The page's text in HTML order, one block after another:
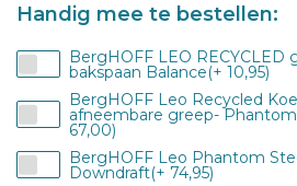
Handig mee te bestellen:
BergHOFF LEO RECYCLED
bakspaan Balance(+ 10,95)
BergHOFF Leo Recycled
afneembare greep-
67,00)
BergHOFF Leo Phantom
Downdraft(+ 74,95)